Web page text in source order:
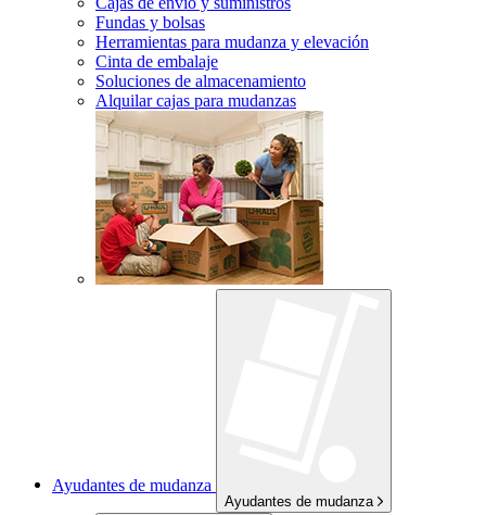
Fundas y bolsas
Herramientas para mudanza y elevación
Cinta de embalaje
Soluciones de almacenamiento
Alquilar cajas para mudanzas
Ayudantes de mudanza
Ayudantes de mudanza